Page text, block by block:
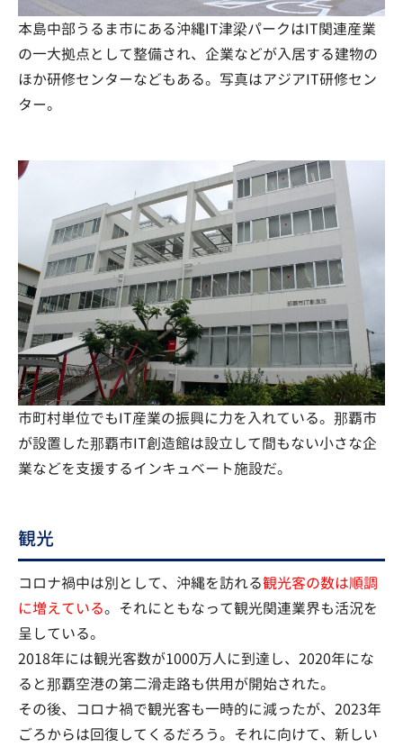
本島中部うるま市にある沖縄IT津梁パークはIT関連産業
の一大拠点として整備され、企業などが入居する建物の
ほか研修センターなどもある。写真はアジアIT研修セン
ター。
市町村単位でもIT産業の振興に力を入れている。那覇市
が設置した那覇市IT創造館は設立して間もない小さな企
業などを支援するインキュベート施設だ。
観光
コロナ禍中は別として、沖縄を訪れる観光客の数は順調
に増えている。それにともなって観光関連業界も活況を
呈している。
2018年には観光客数が1000万人に到達し、2020年にな
ると那覇空港の第二滑走路も供用が開始された。
その後、コロナ禍で観光客も一時的に減ったが、2023年
ごろからは回復してくるだろう。それに向けて、新しい